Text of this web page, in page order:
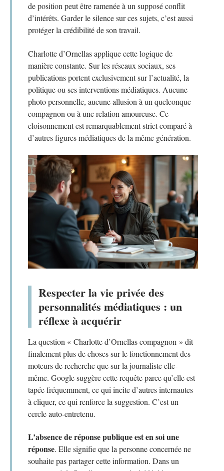
de position peut être ramenée à un supposé conflit
d’intérêts. Garder le silence sur ces sujets, c’est aussi
protéger la crédibilité de son travail.
Charlotte d’Ornellas applique cette logique de
manière constante. Sur les réseaux sociaux, ses
publications portent exclusivement sur l’actualité, la
politique ou ses interventions médiatiques. Aucune
photo personnelle, aucune allusion à un quelconque
compagnon ou à une relation amoureuse. Ce
cloisonnement est remarquablement strict comparé à
d’autres figures médiatiques de la même génération.
Respecter la vie privée des
personnalités médiatiques : un
réflexe à acquérir
La question « Charlotte d’Ornellas compagnon » dit
finalement plus de choses sur le fonctionnement des
moteurs de recherche que sur la journaliste elle-
même. Google suggère cette requête parce qu’elle est
tapée fréquemment, ce qui incite d’autres internautes
à cliquer, ce qui renforce la suggestion. C’est un
cercle auto-entretenu.
L’absence de réponse publique est en soi une
réponse. Elle signifie que la personne concernée ne
souhaite pas partager cette information. Dans un